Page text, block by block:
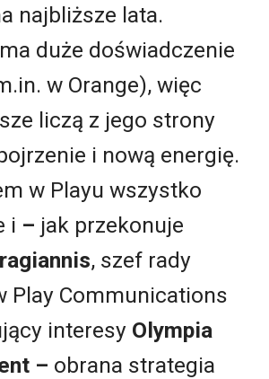
najbliższe lata.
duże doświadczenie
w Orange), więc
liczą z jego strony
i nową energię.
w Playu wszystko
i – jak przekonuje
, szef rady
Play Communications
interesy Olympia
– obrana strategia